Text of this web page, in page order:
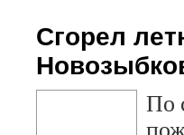
Сгорел
По